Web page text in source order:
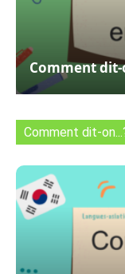
Comment
Comment dit-